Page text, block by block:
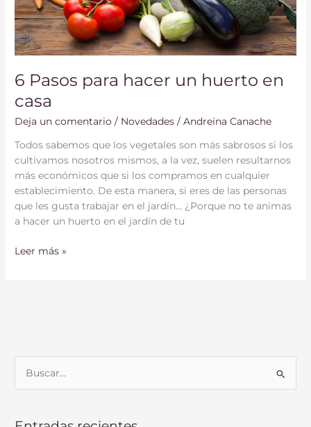
6 Pasos para hacer un huerto en
casa
Deja un comentario / Novedades /Andreina Canache
Todos sabemos que los vegetales son más sabrosos si los
cultivamos nosotros mismos, a la vez, suelen resultarnos
más económicos que si los compramos en cualquier
establecimiento. De esta manera, si eres de las personas
que les gusta trabajar en el jardín… ¿Porque no te animas
a hacer un huerto en el jardín de tu
Leer más »